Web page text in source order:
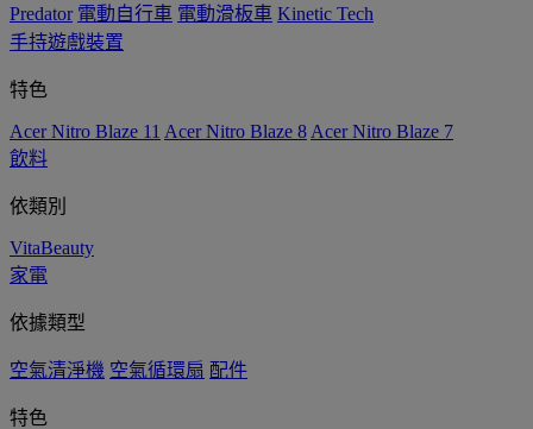
Predator 電動自行車 電動滑板車 Kinetic Tech
手持遊戲裝置
特色
Acer Nitro Blaze 11 Acer Nitro Blaze 8 Acer Nitro Blaze 7
飲料
依類別
VitaBeauty
家電
依據類型
空氣清淨機 空氣循環扇 配件
特色